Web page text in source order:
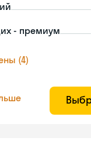
- премиум
(4)